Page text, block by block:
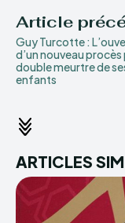
Article
Guy Turcotte :
d’un nouveau procès
double meurtre de
enfants
ARTICLES